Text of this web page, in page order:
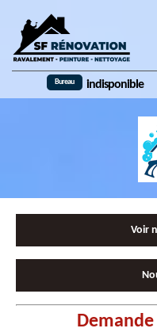
Bureau indisponible
Voir